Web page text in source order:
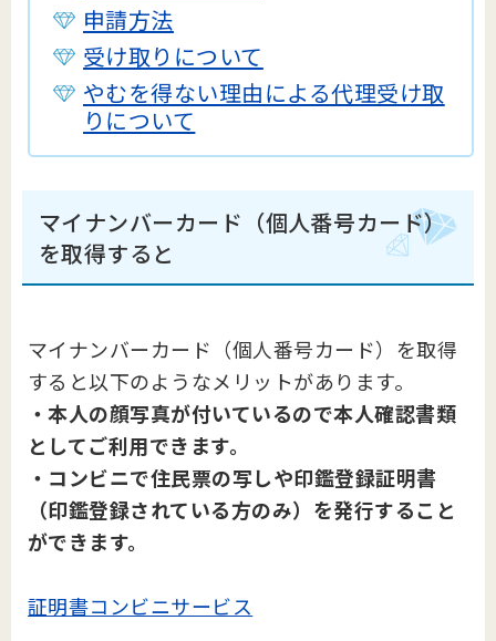
申請方法
受け取りについて
やむを得ない理由による代理受け取
りについて
マイナンバーカード（個人番号カード）
を取得すると
マイナンバーカード（個人番号カード）を取得
すると以下のようなメリットがあります。
・本人の顔写真が付いているので本人確認書類
としてご利用できます。
・コンビニで住民票の写しや印鑑登録証明書
（印鑑登録されている方のみ）を発行すること
ができます。
証明書コンビニサービス